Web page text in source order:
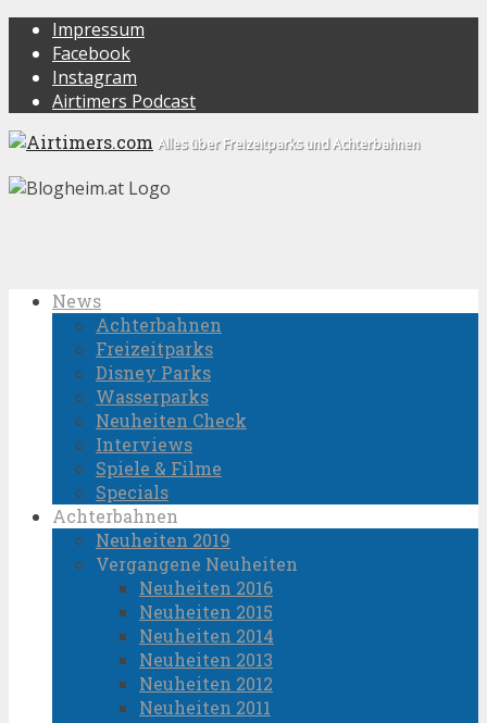
Impressum
Facebook
Instagram
Airtimers Podcast
Alles über Freizeitparks und Achterbahnen
News
Achterbahnen
Freizeitparks
Disney Parks
Wasserparks
Neuheiten Check
Interviews
Spiele & Filme
Specials
Achterbahnen
Neuheiten 2019
Vergangene Neuheiten
Neuheiten 2016
Neuheiten 2015
Neuheiten 2014
Neuheiten 2013
Neuheiten 2012
Neuheiten 2011